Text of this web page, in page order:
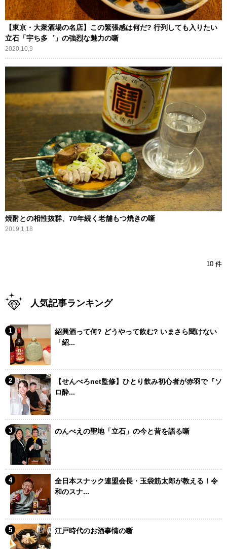
【東京・大衆酒場の名店】この緊張感は何だ? 行列しても入りたい
立石「宇ち多゛」の強烈な魅力の噺
2020,10,9
焼酎との相性抜群、70年続く老舗もつ焼きの噺
2019,1,18
10 件
人気記事ランキング
紹興酒って何? どうやって飲む? いまさら聞けない
「紹...
【せんべろnet監修】ひとり飲み初心者が赤羽で『ソ
ロ酔...
のんべえの聖地「立石」の今と昔を語る噺
全日本スナック連盟会長・玉袋筋太郎が教える！令
和のスナ...
江戸時代のお酒事情の噺